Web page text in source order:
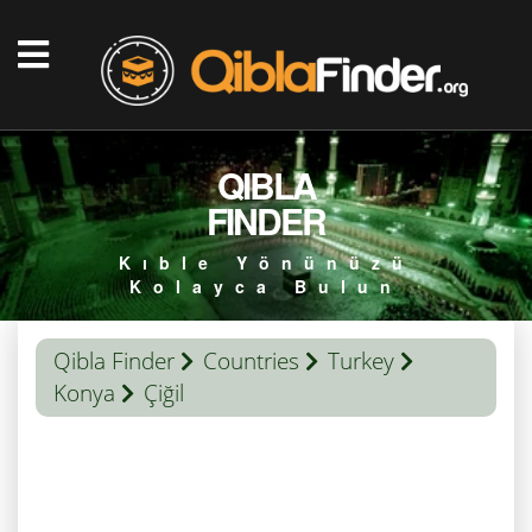
QIBLA
FINDER
Kıble Yönünüzü
Kolayca Bulun
Qibla Finder Countries
Turkey
Konya
Çiğil